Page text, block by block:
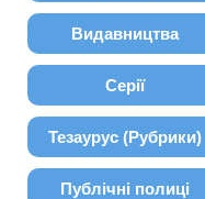
Видавництва
Серії
Тезаурус (Рубрики)
Публічні полиці